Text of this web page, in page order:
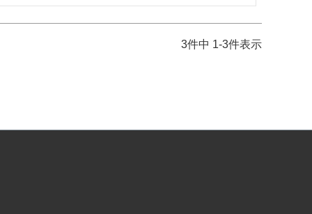
3件中 1-3件表示